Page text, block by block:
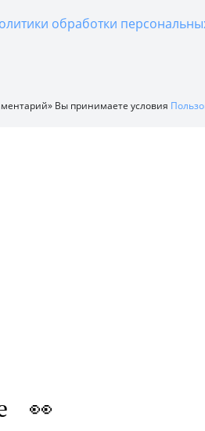
обработки
Вы принимаете условия
👀